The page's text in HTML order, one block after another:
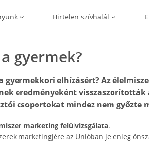
Hirtelen szívhalál
gyermek?
elhízásért? Az
eredményeként visszaszorították
csoportokat mindez nem győzte
marketing felülvizsgálata.
marketingjére az Unióban jelenleg